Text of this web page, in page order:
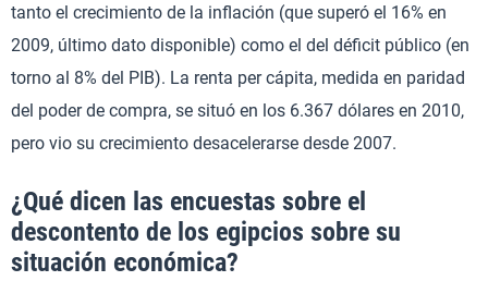
tanto el crecimiento de la inflación (que superó el 16% en
2009, último dato disponible) como el del déficit público (en
torno al 8% del PIB). La renta per cápita, medida en paridad
del poder de compra, se situó en los 6.367 dólares en 2010,
pero vio su crecimiento desacelerarse desde 2007.
¿Qué dicen las encuestas sobre el
descontento de los egipcios sobre su
situación económica?